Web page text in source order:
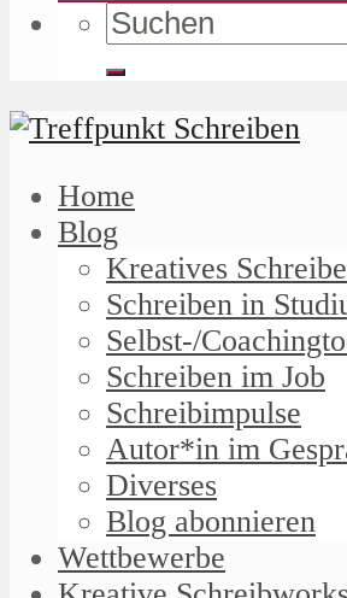
Home
Blog
Kreatives
Schreiben in
Selbst-/
Schreiben im Job
Schreibimpulse
Autor*in im
Diverses
Blog abonnieren
Wettbewerbe